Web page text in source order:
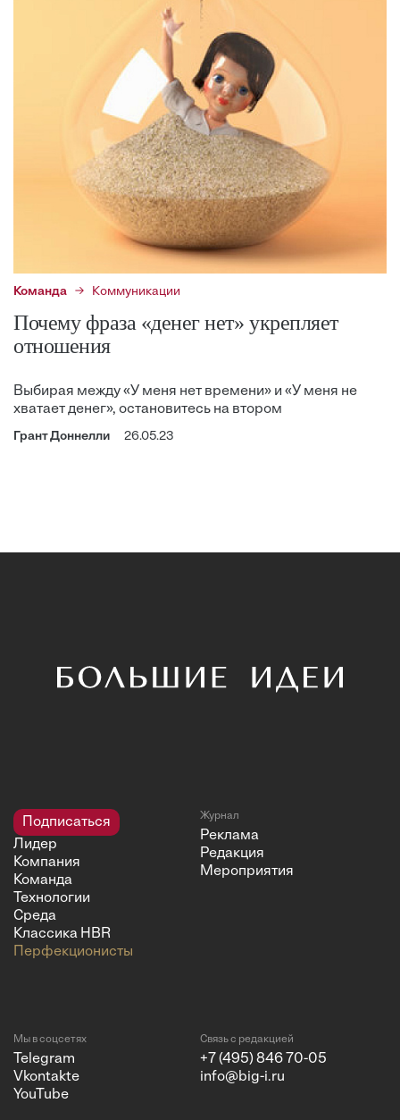
Команда Коммуникации
Почему фраза «денег нет» укрепляет
отношения
Выбирая между «У меня нет времени» и «У меня не
хватает денег», остановитесь на втором
Грант Доннелли 26.05.23
Подписаться
Лидер
Компания
Команда
Технологии
Среда
Классика HBR
Перфекционисты
Журнал
Реклама
Редакция
Мероприятия
Мы в соцсетях
Telegram
Vkontakte
YouTube
Связь с редакцией
+7 (495) 846 70-05
info@big-i.ru